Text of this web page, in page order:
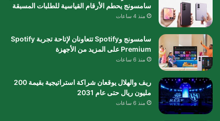
سامسونج يحطم الأرقام القياسية للطلبات المسبقة
منذ 4 ساعات
سامسونج وSpotify تتعاونان لإتاحة تجربة Spotify
Premium على المزيد من الأجهزة
منذ 6 ساعات
ريف والهلال يوقعان شراكة استراتيجية بقيمة 200
مليون ريال حتى عام 2031
منذ 6 ساعات